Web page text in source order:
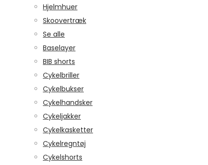
Hjelmhuer
Skoovertræk
Se alle
Baselayer
BIB shorts
Cykelbriller
Cykelbukser
Cykelhandsker
Cykeljakker
Cykelkasketter
Cykelregntøj
Cykelshorts